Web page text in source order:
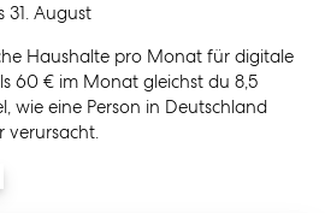
31. August
Haushalte pro Monat für digitale
60 € im Monat gleichst du 8,5
wie eine Person in Deutschland
verursacht.